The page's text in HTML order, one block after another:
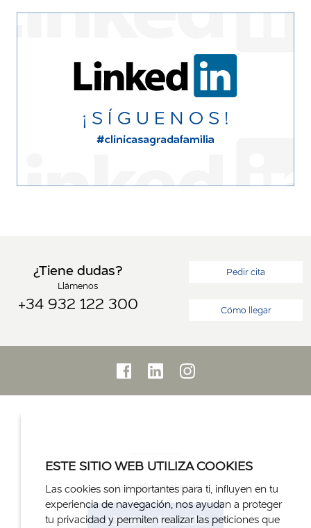
¿Tiene dudas?
Llámenos
+34 932 122 300
Pedir cita
Cómo llegar
Atención al cliente
+34 932 122 300
ESTE SITIO WEB UTILIZA COOKIES
Las cookies son importantes para ti, influyen en tu
experiencia de navegación, nos ayudan a proteger
tu privacidad y permiten realizar las peticiones que